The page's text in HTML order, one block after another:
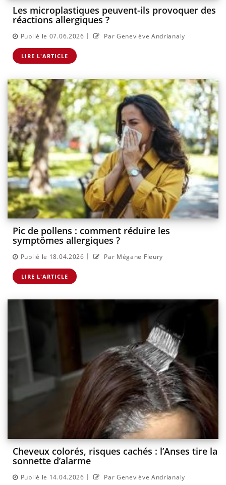
Les microplastiques peuvent-ils provoquer des
réactions allergiques ?
Publié le 07.06.2026 | Par Geneviève Andrianaly
LIRE L'ARTICLE
Pic de pollens : comment réduire les
symptômes allergiques ?
Publié le 18.04.2026 | Par Mégane Fleury
LIRE L'ARTICLE
Cheveux colorés, risques cachés : l’Anses tire la
sonnette d’alarme
Publié le 14.04.2026 | Par Geneviève Andrianaly